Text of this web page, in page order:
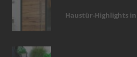
Haustür-Highlights